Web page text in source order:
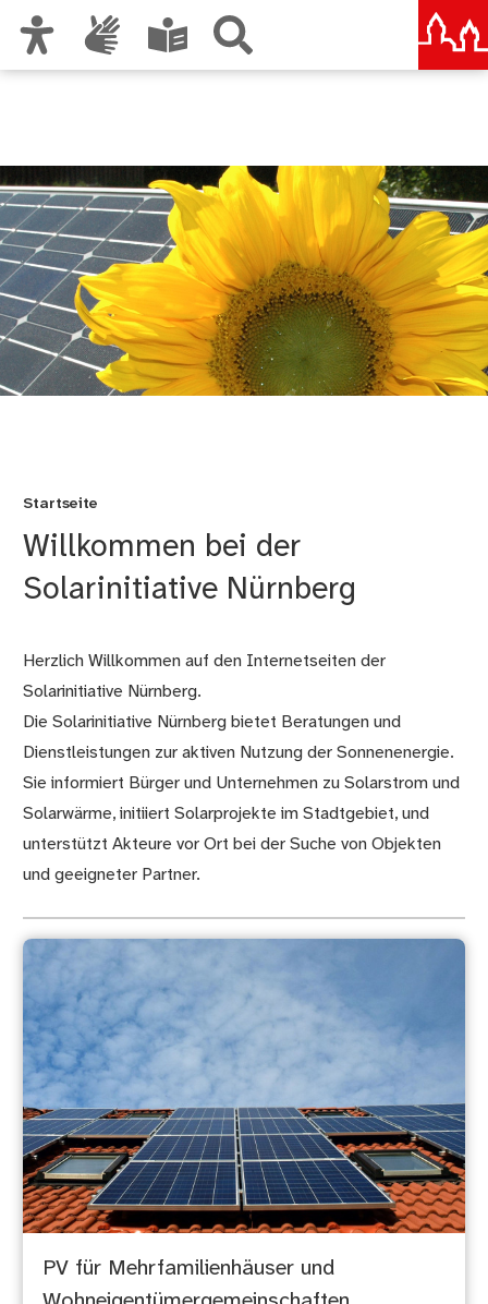
Startseite
Willkommen bei der
Solarinitiative Nürnberg
Herzlich Willkommen auf den Internetseiten der
Solarinitiative Nürnberg.
Die Solarinitiative Nürnberg bietet Beratungen und
Dienstleistungen zur aktiven Nutzung der Sonnenenergie.
Sie informiert Bürger und Unternehmen zu Solarstrom und
Solarwärme, initiiert Solarprojekte im Stadtgebiet, und
unterstützt Akteure vor Ort bei der Suche von Objekten
und geeigneter Partner.
PV für Mehrfamilienhäuser und